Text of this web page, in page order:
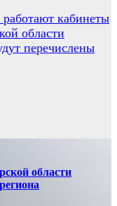
работают кабинеты
области
перечислены
области